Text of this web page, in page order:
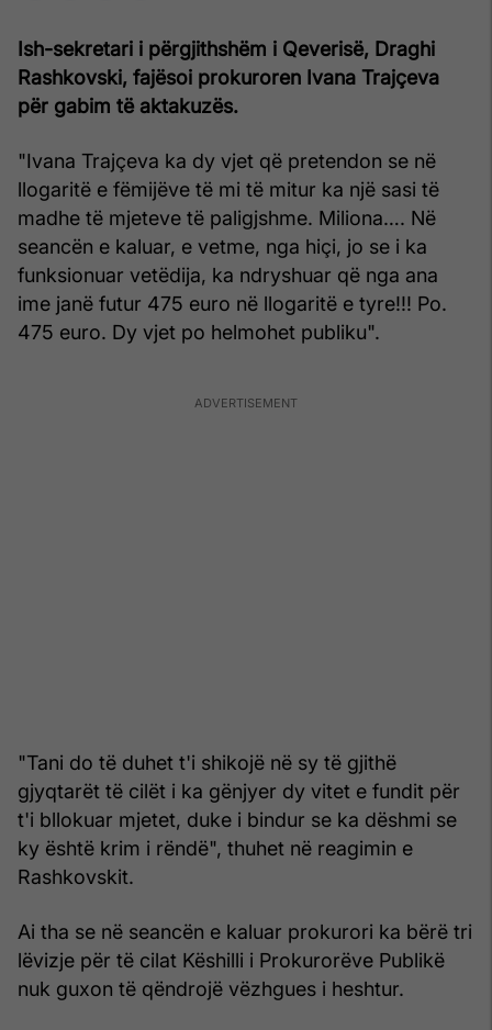
Ish-sekretari i përgjithshëm i Qeverisë, Draghi
Rashkovski, fajësoi prokuroren Ivana Trajçeva
për gabim të aktakuzës.
"Ivana Trajçeva ka dy vjet që pretendon se në
llogaritë e fëmijëve të mi të mitur ka një sasi të
madhe të mjeteve të paligjshme. Miliona…. Në
seancën e kaluar, e vetme, nga hiçi, jo se i ka
funksionuar vetëdija, ka ndryshuar që nga ana
ime janë futur 475 euro në llogaritë e tyre!!! Po.
475 euro. Dy vjet po helmohet publiku".
"Tani do të duhet t'i shikojë në sy të gjithë
gjyqtarët të cilët i ka gënjyer dy vitet e fundit për
t'i bllokuar mjetet, duke i bindur se ka dëshmi se
ky është krim i rëndë", thuhet në reagimin e
Rashkovskit.
Ai tha se në seancën e kaluar prokurori ka bërë tri
lëvizje për të cilat Këshilli i Prokurorëve Publikë
nuk guxon të qëndrojë vëzhgues i heshtur.